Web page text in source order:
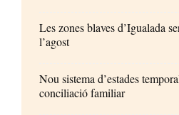
Les zones blaves d’Igualada
l’agost
Nou sistema d’estades
conciliació familiar